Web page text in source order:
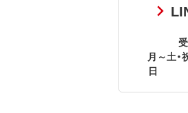
月～土・
日